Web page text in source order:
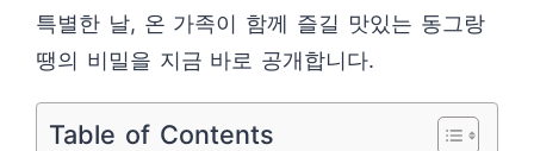
특별한 날, 온 가족이 함께 즐길 맛있는 동그랑
땡의 비밀을 지금 바로 공개합니다.
Table of Contents